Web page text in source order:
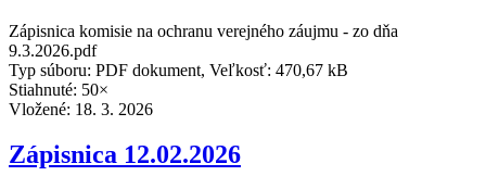
Zápisnica komisie na ochranu verejného záujmu - zo dňa
9.3.2026.pdf
Typ súboru: PDF dokument, Veľkosť: 470,67 kB
Stiahnuté: 50×
Vložené: 18. 3. 2026
Zápisnica 12.02.2026